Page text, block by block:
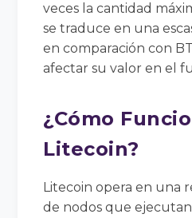
veces la cantidad
se traduce en una
en comparación con
afectar su valor en el
¿Cómo
Litecoin?
Litecoin opera en una
de nodos que